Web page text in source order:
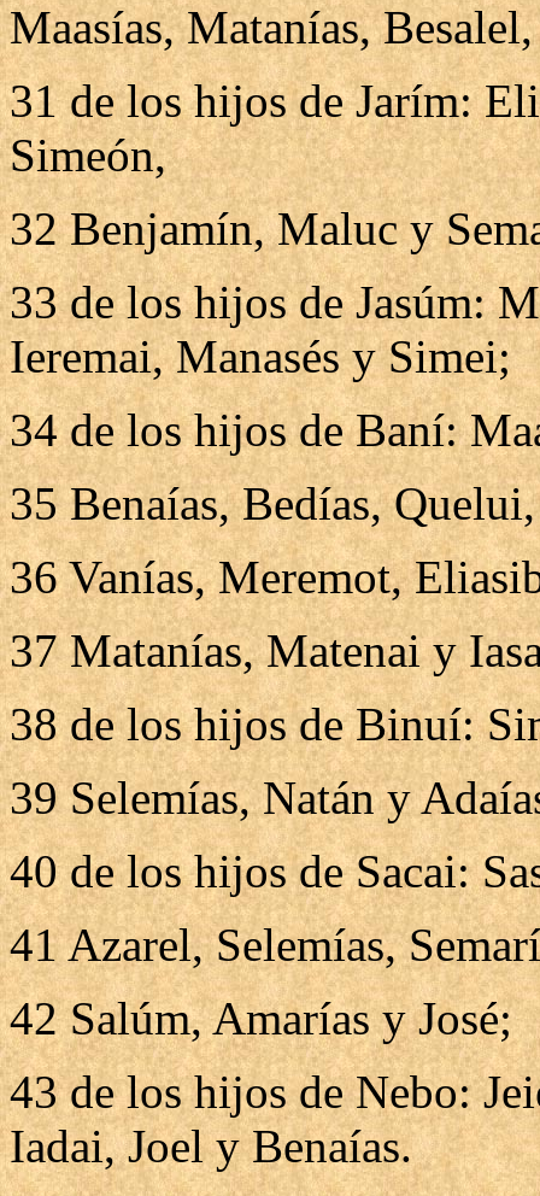
Maasías, Matanías,
31 de los hijos de Jarím:
Simeón,
32 Benjamín, Maluc y
33 de los hijos de Jasúm:
Ieremai, Manasés y Simei;
34 de los hijos de Baní:
35 Benaías, Bedías, Quelui,
36 Vanías, Meremot,
37 Matanías, Matenai y
38 de los hijos de Binuí:
39 Selemías, Natán y
40 de los hijos de Sacai:
41 Azarel, Selemías,
42 Salúm, Amarías y José;
43 de los hijos de Nebo:
Iadai, Joel y Benaías.